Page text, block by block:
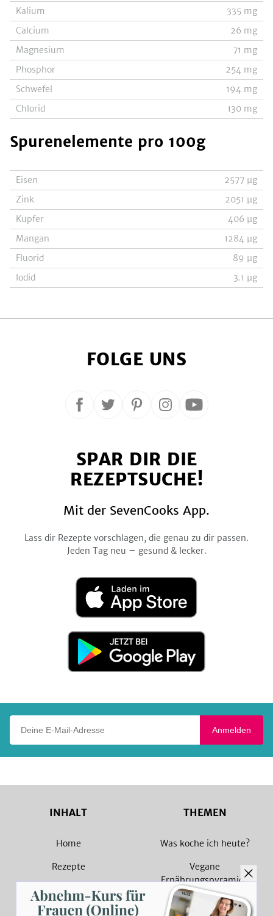
Kalium
335 mg
Calcium
26 mg
Magnesium
71 mg
Phosphor
254 mg
Schwefel
194 mg
Chlorid
130 mg
Spurenelemente pro 100g
Eisen 2577 µg
Zink
2051 µg
Kupfer
406 µg
Mangan
1284 µg
Fluorid
89 µg
Iodid
3.1 µg
FOLGE UNS
Folge
Facebook
Folge
Twitter
Folge
Pinterest
Folge
Instagram
Folge
YouTube
SPAR DIR DIE
REZEPTSUCHE!
Mit der SevenCooks App.
Lass dir Rezepte vorschlagen, die genau zu dir passen.
Jeden Tag neu – gesund & lecker.
Laden
im
App
Jetzt
Google
Anmelden
INHALT
Home
Rezepte
Magazin
Sammlungen
THEMEN
Was koche ich heute?
Vegane
Ernährungspyramide
Vegane Rezepte